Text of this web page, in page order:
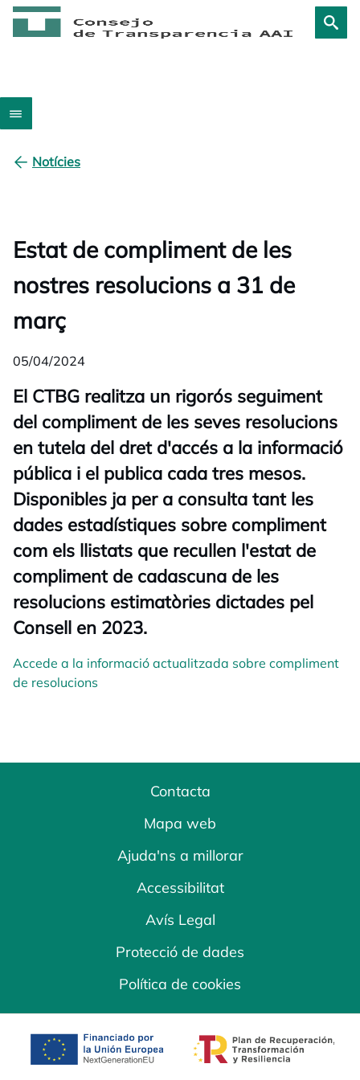
Notícies
Estat de compliment de les
nostres resolucions a 31 de
març
05/04/2024
El CTBG realitza un rigorós seguiment
del compliment de les seves resolucions
en tutela del dret d'accés a la informació
pública i el publica cada tres mesos.
Disponibles ja per a consulta tant les
dades estadístiques sobre compliment
com els llistats que recullen l'estat de
compliment de cadascuna de les
resolucions estimatòries dictades pel
Consell en 2023.
Accede a la informació actualitzada sobre compliment
de resolucions
Contacta
Mapa web
Ajuda'ns a millorar
Accessibilitat
Avís Legal
Protecció de dades
Política de cookies
opens in a new tab opens in a new